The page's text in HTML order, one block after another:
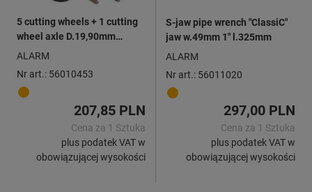
5 cutting wheels + 1 cutting
wheel axle D.19,90mm
thickness 5,1 bore 4,90 mm
ALARM
Nr art.: 56010453
207,85 PLN
Cena za 1 Sztuka
plus podatek VAT w
obowiązującej wysokości
S-jaw pipe wrench ″ClassiC″
jaw w.49mm 1″ l.325mm
ALARM
Nr art.: 56011020
297,00 PLN
Cena za 1 Sztuka
plus podatek VAT w
obowiązującej wysokości